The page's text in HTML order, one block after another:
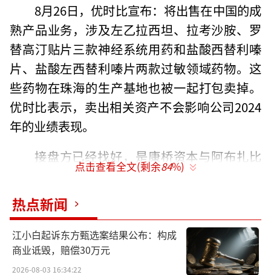
8月26日，优时比宣布：将出售在中国的成
熟产品业务，涉及左乙拉西坦、拉考沙胺、罗
替高汀贴片三款神经系统用药和盐酸西替利嗪
片、盐酸左西替利嗪片两款过敏领域药物。这
些药物在珠海的生产基地也被一起打包卖掉。
优时比表示，卖出相关资产不会影响公司2024
年的业绩表现。
接盘方已经找好，是康桥资本与阿布扎比
穆巴达拉投资公司，交易对价为6.8亿美元，约
合人民币49.26亿元。未来，康桥资本和穆巴达
拉将在中国成立一家神经学领域的药企，装入
买下的优时比产品。
优时比出售的大多是已被纳入国家集采的
点击查看全文(剩余84%)
热点新闻
江小白起诉东方甄选案结果公布：构成
商业诋毁，赔偿30万元
2026-08-03 16:34:22